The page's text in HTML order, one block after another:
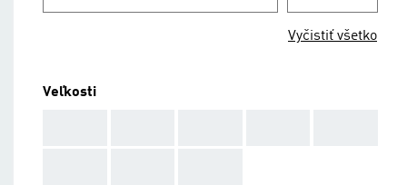
Vyčistiť všetko
Veľkosti